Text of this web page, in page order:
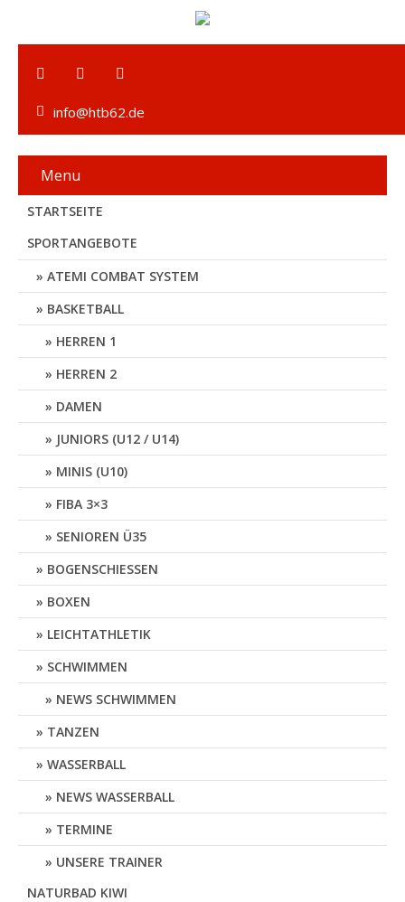
info@htb62.de
Menu
STARTSEITE
SPORTANGEBOTE
ATEMI COMBAT SYSTEM
BASKETBALL
HERREN 1
HERREN 2
DAMEN
JUNIORS (U12 / U14)
MINIS (U10)
FIBA 3×3
SENIOREN Ü35
BOGENSCHIESSEN
BOXEN
LEICHTATHLETIK
SCHWIMMEN
NEWS SCHWIMMEN
TANZEN
WASSERBALL
NEWS WASSERBALL
TERMINE
UNSERE TRAINER
NATURBAD KIWI